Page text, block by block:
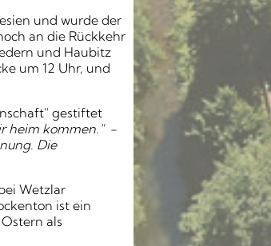
und wurde der
an die Rückkehr
und Haubitz
um 12 Uhr, und
gestiftet
heim kommen."-
Die
Wetzlar
ist ein
als